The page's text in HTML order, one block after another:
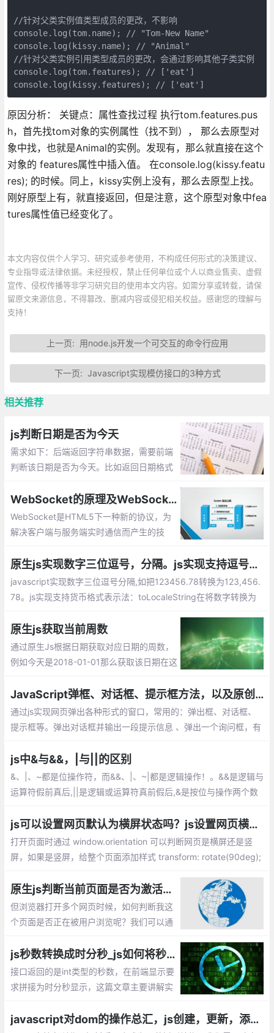
//针对父类实例值类型成员的更改，不影响
console.log(tom.name); // "Tom-New Name"
console.log(kissy.name); // "Animal"
//针对父类实例引用类型成员的更改，会通过影响其他子类实例
console.log(tom.features); // ['eat']
原因分析： 关键点：属性查找过程 执行tom.features.pus
h，首先找tom对象的实例属性（找不到）， 那么去原型对
象中找，也就是Animal的实例。发现有，那么就直接在这个
对象的 features属性中插入值。 在console.log(kissy.featu
res); 的时候。同上，kissy实例上没有，那么去原型上找。
刚好原型上有，就直接返回，但是注意，这个原型对象中fea
tures属性值已经变化了。
本文内容仅供个人学习、研究或参考使用，不构成任何形式的决策建议、
专业指导或法律依据。未经授权，禁止任何单位或个人以商业售卖、虚假
宣传、侵权传播等非学习研究目的使用本文内容。如需分享或转载，请保
留原文来源信息，不得篡改、删减内容或侵犯相关权益。感谢您的理解与
支持！
上一页: 用node.js开发一个可交互的命令行应用
下一页: Javascript实现模仿接口的3种方式
相关推荐
js判断日期是否为今天
需求如下：后端返回字符串数据，需要前端
判断该日期是否为今天。比如返回日期格式
呢，这篇文章整理实现的几种方式供大家参
考。
WebSocket的原理及WebSocket API的使用，js中如何运用websocket
WebSocket是HTML5下一种新的协议，为
解决客户端与服务端实时通信而产生的技
握手后创建一个用于交换数据的TCP连接
原生js实现数字三位逗号，分隔。js实现支持逗号分割的货币格式表示法总汇
javascript实现数字三位逗号分隔,如把123456.78转换为123,456.
78。js实现支持货币格式表示法：toLocaleString在将数字转换为
符串中的一部分并返回该部分字符串。match方式代表正则表达式
的匹配....
原生js获取当前周数
通过原生Js根据日期获取对应日期的周数，
例如今天是2018-01-01那么获取该日期在这
下。
JavaScript弹框、对话框、提示框方法，以及原创JS模拟Alert弹出框效果
通过js实现网页弹出各种形式的窗口，常用的：弹出框、对话框、
提示框等。弹出对话框并输出一段提示信息 、弹出一个询问框，有
一个输入框，输入一段文字，可以提交、window.open 弹出新窗口
的命令
js中&与&&，|与||的区别
&、|、~都是位操作符，而&&、|、~|都是逻辑操作！。&&是逻辑与
运算符假前真后,||是逻辑或运算符真前假后,&是按位与操作两个数
js可以设置网页默认为横屏状态吗？js设置网页横屏和竖屏切换
打开页面时通过 window.orientation 可以判断网页是横屏还是竖
屏，如果是竖屏，给整个页面添加样式 transform: rotate(90deg);
entationchange和window.orientation可以灵活的对网页进行变
换。
原生js判断当前页面是否为激活状态【判断用户是否在浏览当前页面】
但浏览器打开多个网页时候，如何判断我这
个页面是否正在被用户浏览呢？我们可以通
是激活状态。
js秒数转换成时分秒_js如何将秒拼接为时分秒显示？
接口返回的是int类型的秒数，在前端显示要
求拼接为时分秒显示，这篇文章主要讲解实
javascript对dom的操作总汇，js创建，更新，添加，删除DOM的方法